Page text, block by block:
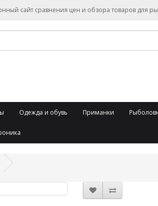
сайт сравнения цен и обзора товаров для
Одежда и обувь Приманки